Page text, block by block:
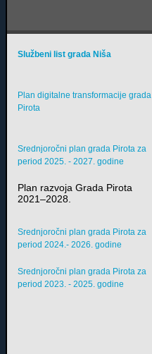
Službeni list grada Niša
Plan digitalne transformacije grada
Pirota
Srednjoročni plan grada Pirota za
period 2025. - 2027. godine
Plan razvoja Grada Pirota
2021–2028.
Srednjoročni plan grada Pirota za
period 2024.- 2026. godine
Srednjoročni plan grada Pirota za
period 2023. - 2025. godine